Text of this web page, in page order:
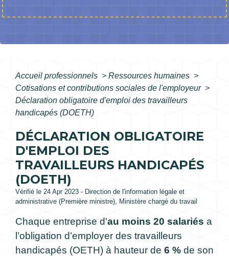
Accueil professionnels > Ressources humaines >
Cotisations et contributions sociales de l'employeur >
Déclaration obligatoire d'emploi des travailleurs
handicapés (DOETH)
DÉCLARATION OBLIGATOIRE
D'EMPLOI DES
TRAVAILLEURS HANDICAPÉS
(DOETH)
Vérifié le 24 Apr 2023 - Direction de l'information légale et
administrative (Première ministre), Ministère chargé du travail
Chaque entreprise d'au moins 20 salariés a
l’obligation d’employer des travailleurs
handicapés (OETH) à hauteur de 6 % de son